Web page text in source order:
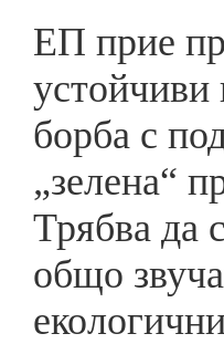
ЕП прие
устойчиви
борба с
„зелена“
Трябва да
общо